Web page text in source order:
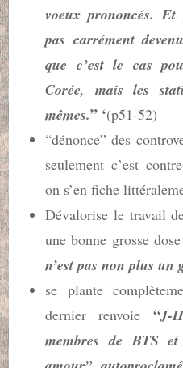
voeux prononcés.
pas carrément
que c’est le cas
Corée, mais les
mêmes.” ‘(p51-52)
“dénonce” des
seulement c’est
on s’en fiche
Dévalorise le travail
une bonne grosse
n’est pas non plus
se plante
dernier renvoie “J-
membres de BTS